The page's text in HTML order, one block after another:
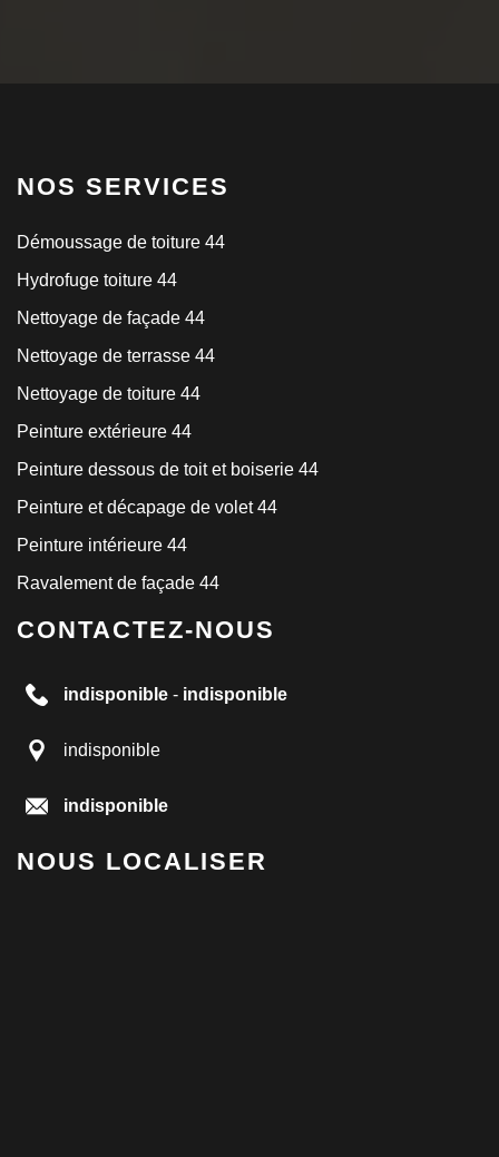
NOS SERVICES
Démoussage de toiture 44
Hydrofuge toiture 44
Nettoyage de façade 44
Nettoyage de terrasse 44
Nettoyage de toiture 44
Peinture extérieure 44
Peinture dessous de toit et boiserie 44
Peinture et décapage de volet 44
Peinture intérieure 44
Ravalement de façade 44
CONTACTEZ-NOUS
indisponible - indisponible
indisponible
indisponible
NOUS LOCALISER